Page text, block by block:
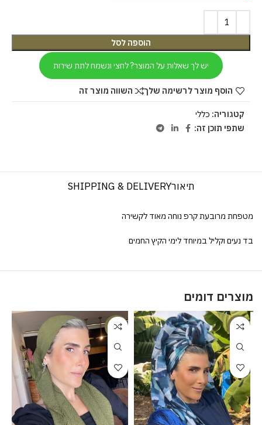
הוספה לסל
יש לך שאלות על המוצר? לחצי ונשמח לתת שירות
הוסף מוצר לרשימה שלך השווה מוצר זה
קטגוריה: כללי
שתפי תוכן זה:
תיאורSHIPPING & DELIVERY
מטפחת מרובעת קרפ נוחה מאוד לקשירה
בד נעים וקליל במיוחד לימי הקיץ החמים
מוצרים דומים
-20%
-20%